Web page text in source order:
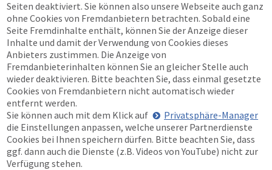
Seiten deaktiviert. Sie können also unsere Webseite auch ganz
ohne Cookies von Fremdanbietern betrachten. Sobald eine
Seite Fremdinhalte enthält, können Sie der Anzeige dieser
Inhalte und damit der Verwendung von Cookies dieses
Anbieters zustimmen. Die Anzeige von
Fremdanbieterinhalten können Sie an gleicher Stelle auch
wieder deaktivieren. Bitte beachten Sie, dass einmal gesetzte
Cookies von Fremdanbietern nicht automatisch wieder
entfernt werden.
Sie können auch mit dem Klick auf
Privatsphäre-Manager
die Einstellungen anpassen, welche unserer Partnerdienste
Cookies bei Ihnen speichern dürfen. Bitte beachten Sie, dass
ggf. dann auch die Dienste (z.B. Videos von YouTube) nicht zur
Verfügung stehen.